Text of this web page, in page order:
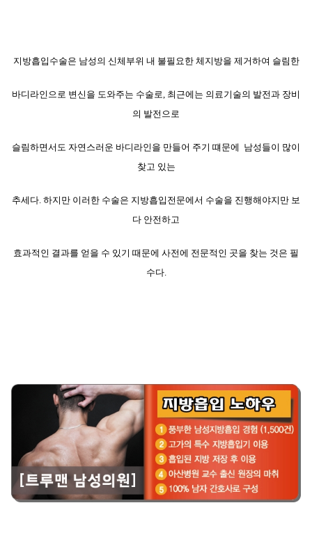
지방흡입수술은 남성의 신체부위 내 불필요한 체지방을 제거하여 슬림한
바디라인으로 변신을 도와주는 수술로, 최근에는 의료기술의 발전과 장비
의 발전으로
슬림하면서도 자연스러운 바디라인을 만들어 주기 떄문에 남성들이 많이
찾고 있는
추세다. 하지만 이러한 수술은 지방흡입전문에서 수술을 진행해야지만 보
다 안전하고
효과적인 결과를 얻을 수 있기 때문에 사전에 전문적인 곳을 찾는 것은 필
수다.